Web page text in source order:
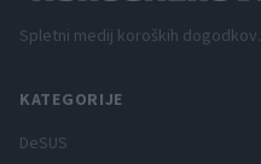
Spletni medij koroških dogodkov.
KATEGORIJE
DeSUS